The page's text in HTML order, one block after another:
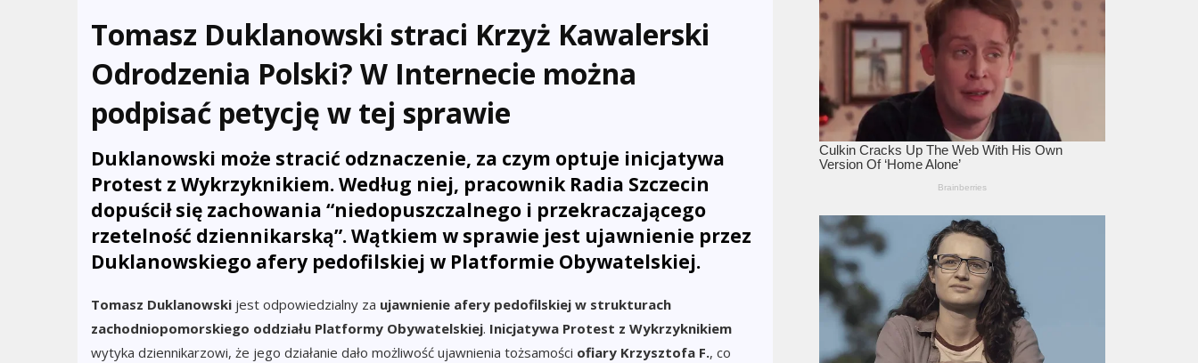
Tomasz Duklanowski straci Krzyż Kawalerski
Odrodzenia Polski? W Internecie można
podpisać petycję w tej sprawie
Duklanowski może stracić odznaczenie, za czym optuje inicjatywa
Protest z Wykrzyknikiem. Według niej, pracownik Radia Szczecin
dopuścił się zachowania “niedopuszczalnego i przekraczającego
rzetelność dziennikarską”. Wątkiem w sprawie jest ujawnienie przez
Duklanowskiego afery pedofilskiej w Platformie Obywatelskiej.
Tomasz Duklanowski jest odpowiedzialny za ujawnienie afery pedofilskiej w strukturach
zachodniopomorskiego oddziału Platformy Obywatelskiej. Inicjatywa Protest z Wykrzyknikiem
wytyka dziennikarzowi, że jego działanie dało możliwość ujawnienia tożsamości ofiary Krzysztofa F., co